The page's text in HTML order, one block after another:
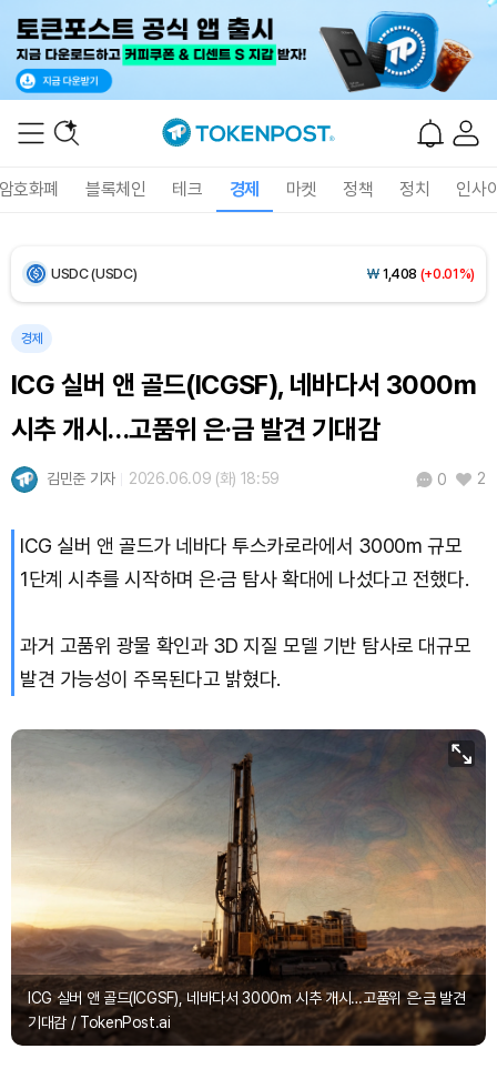
호화폐 블록체인 테크 경제 마켓 정책 정치 인사
Bitcoin (BTC) ₩91,559,149(+0.15%)
USDC (USDC) ₩ 1,408 (+0.01%)
Solana (SOL) ₩107,845(+3.82%)
TRON (TRX) ₩
Dogecoin (DOGE) ₩100.0 (+1.91%)
경제
ICG 실버 앤 골드(ICGSF), 네바다서 3000m
시추 개시…고품위 은·금 발견 기대감
김민준 기자 2026.06.09 (화) 18:59 0 2
ICG 실버 앤 골드가 네바다 투스카로라에서 3000m 규모
1단계 시추를 시작하며 은·금 탐사 확대에 나섰다고 전했다.
과거 고품위 광물 확인과 3D 지질 모델 기반 탐사로 대규모
발견 가능성이 주목된다고 밝혔다.
ICG 실버 앤 골드(ICGSF), 네바다서 3000m 시추 개시…고품위 은·금 발견
기대감 / TokenPost.ai